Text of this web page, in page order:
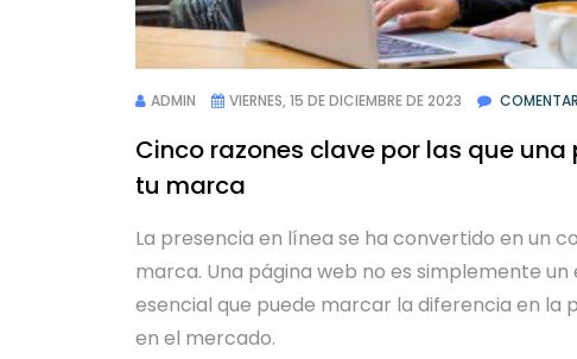
ADMIN VIERNES, 15 DE DICIEMBRE DE 2023
Cinco razones clave por las que
tu marca
La presencia en línea se ha convertido en un
marca. Una página web no es simplemente
esencial que puede marcar la diferencia en
en el mercado.